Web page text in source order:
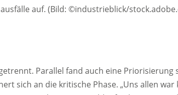
auf. (Bild: ©industrieblick/
Parallel fand auch eine
sich an die kritische Phase. „Uns allen